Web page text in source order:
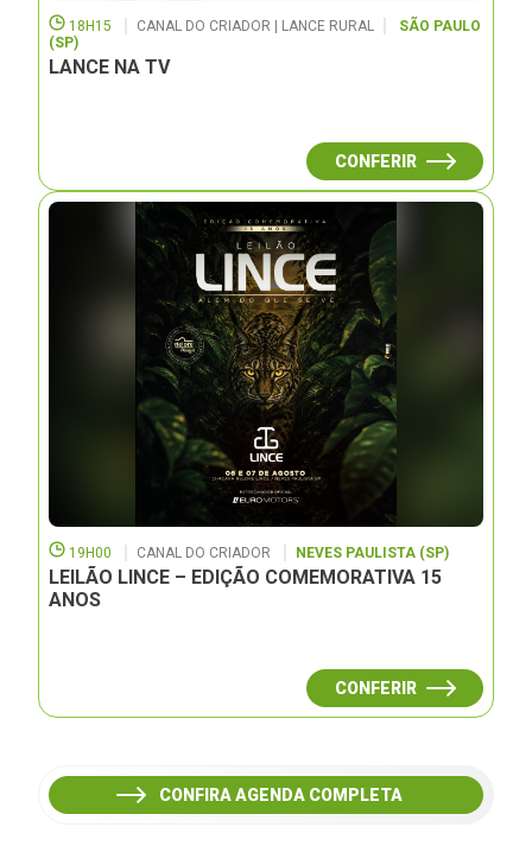
18H15 CANAL DO CRIADOR | LANCE RURAL
SÃO PAULO
(SP)
LANCE NA TV
CONFERIR
19H00 CANAL DO CRIADOR NEVES PAULISTA (SP)
LEILÃO LINCE – EDIÇÃO COMEMORATIVA 15
ANOS
CONFERIR
CONFIRA AGENDA COMPLETA